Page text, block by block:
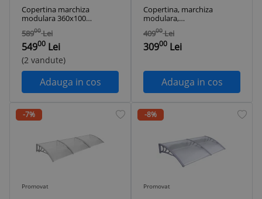
Copertina marchiza
modulara 360x100
cm Negru Maro Gri
Policarbonat clar
fumuriu
58900 Lei
54900 Lei
(2 vandute)
Adauga in cos
Copertina, marchiza
modulara,
Policarbonat, Negru
cu transparent, 120
x 120 cm
40900 Lei
30900 Lei
Adauga in cos
-7%
Promovat
-8%
Promovat